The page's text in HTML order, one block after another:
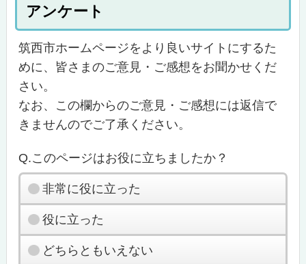
アンケート
筑西市ホームページをより良いサイトにするた
めに、皆さまのご意見・ご感想をお聞かせくだ
さい。
なお、この欄からのご意見・ご感想には返信で
きませんのでご了承ください。
Q.このページはお役に立ちましたか？
非常に役に立った
役に立った
どちらともいえない